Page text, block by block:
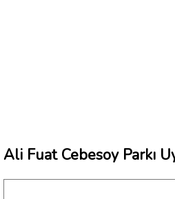
Ali Fuat Cebesoy Parkı